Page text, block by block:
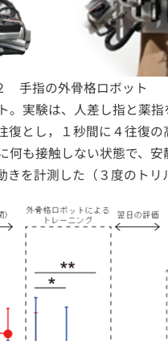
手指の外骨格ロボット
実験は、人差し指と薬
とし，１秒間に４往復
も接触しない状態で、
を計測した（３度のトリ